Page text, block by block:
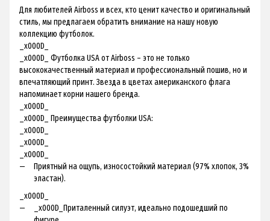
Для любителей Airboss и всех, кто ценит качество и оригинальный
стиль, мы предлагаем обратить внимание на нашу новую
коллекцию футболок.
_x000D_
_x000D_ Футболка USA от Airboss – это не только
высококачественный материал и профессиональный пошив, но и
впечатляющий принт. Звезда в цветах американского флага
напоминает корни нашего бренда.
_x000D_
_x000D_ Преимущества футболки USA:
_x000D_
_x000D_
_x000D_
Приятный на ощупь, износостойкий материал (97% хлопок, 3%
эластан).
_x000D_
_x000D_Приталенный силуэт, идеально подошедший по